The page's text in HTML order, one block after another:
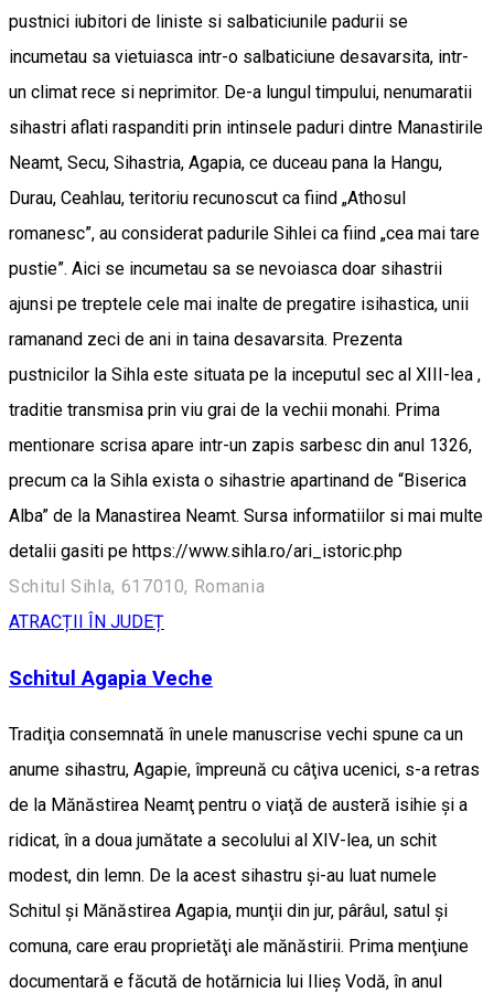
pustnici iubitori de liniste si salbaticiunile padurii se
incumetau sa vietuiasca intr-o salbaticiune desavarsita, intr-
un climat rece si neprimitor. De-a lungul timpului, nenumaratii
sihastri aflati raspanditi prin intinsele paduri dintre Manastirile
Neamt, Secu, Sihastria, Agapia, ce duceau pana la Hangu,
Durau, Ceahlau, teritoriu recunoscut ca fiind „Athosul
romanesc”, au considerat padurile Sihlei ca fiind „cea mai tare
pustie”. Aici se incumetau sa se nevoiasca doar sihastrii
ajunsi pe treptele cele mai inalte de pregatire isihastica, unii
ramanand zeci de ani in taina desavarsita. Prezenta
pustnicilor la Sihla este situata pe la inceputul sec al XIII-lea ,
traditie transmisa prin viu grai de la vechii monahi. Prima
mentionare scrisa apare intr-un zapis sarbesc din anul 1326,
precum ca la Sihla exista o sihastrie apartinand de “Biserica
Alba” de la Manastirea Neamt. Sursa informatiilor si mai multe
detalii gasiti pe https://www.sihla.ro/ari_istoric.php
Schitul Sihla, 617010, Romania
ATRACȚII ÎN JUDEȚ
Schitul Agapia Veche
Tradiţia consemnată în unele manuscrise vechi spune ca un
anume sihastru, Agapie, împreună cu câţiva ucenici, s-a retras
de la Mănăstirea Neamţ pentru o viaţă de austeră isihie şi a
ridicat, în a doua jumătate a secolului al XIV-lea, un schit
modest, din lemn. De la acest sihastru şi-au luat numele
Schitul şi Mănăstirea Agapia, munţii din jur, pârâul, satul şi
comuna, care erau proprietăţi ale mănăstirii. Prima menţiune
documentară e făcută de hotărnicia lui Ilieş Vodă, în anul